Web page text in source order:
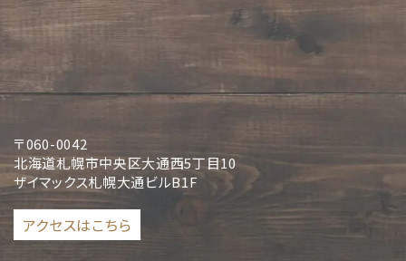
〒060-0042
北海道札幌市中央区大通西5丁目10
ザイマックス札幌大通ビルB1F
アクセスはこちら